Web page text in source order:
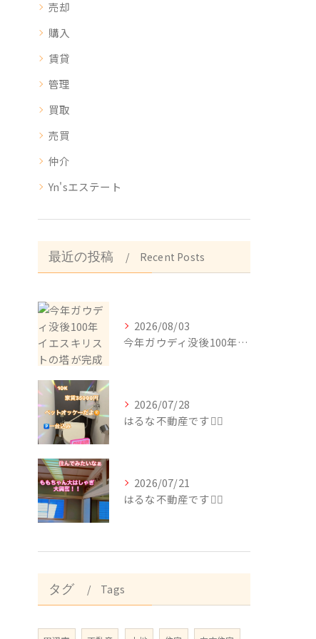
売却
購入
賃貸
管理
買取
売買
仲介
Yn'sエステート
最近の投稿 Recent Posts
2026/08/03
今年ガウディ没後100年イエスキリストの塔が完成
2026/07/28
はるな不動産です🙂‍↕️
2026/07/21
はるな不動産です🙂‍↕️
タグ Tags